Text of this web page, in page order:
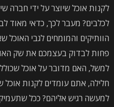
לקנות אוכל שיוצר על ידי חברה
לכלבים? מעבר לכך, כדאי מאוד
הוותיקים והמומחים לגבי
פחות לבדוק בעצמכם את שק
למשל, האם מדובר על אוכל
חלילה, אתם עומדים לקנות אוכל
למעשה רגיש אליהם? ככל